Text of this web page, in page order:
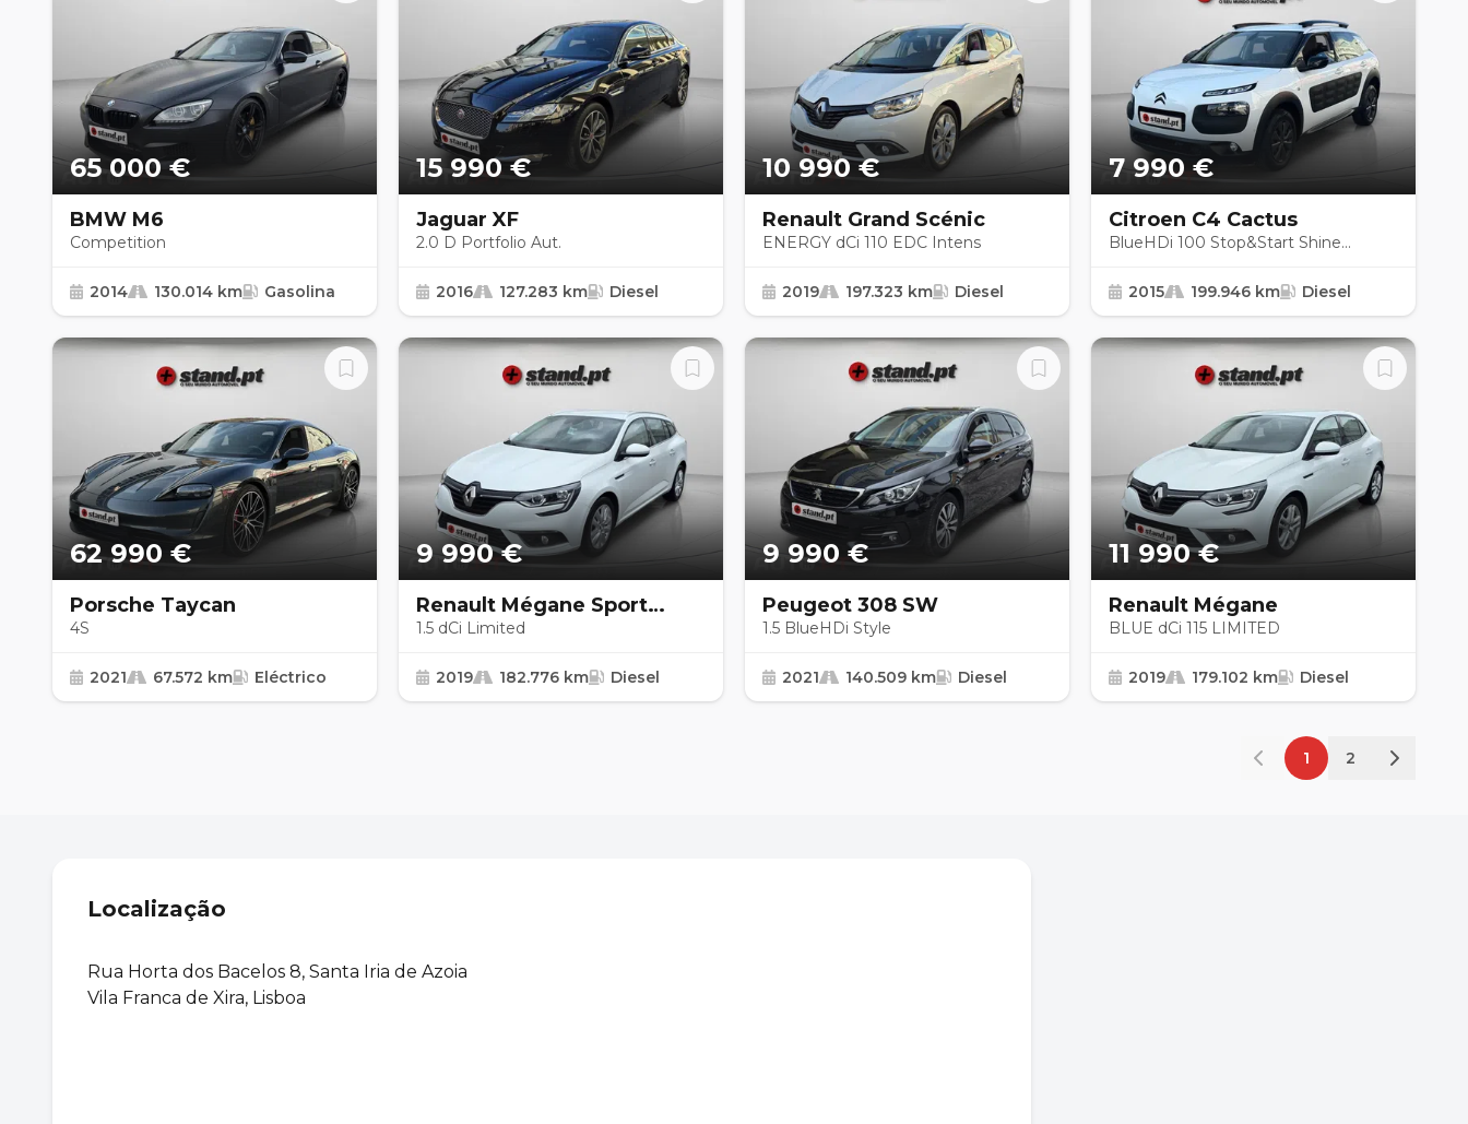
65 000 €
BMW M6
Competition
2014 130.014 km Gasolina
15 990 €
Jaguar XF
2.0 D Portfolio Aut.
2016 127.283 km Diesel
10 990 €
Renault Grand Scénic
ENERGY dCi 110 EDC Intens
2019 197.323 km Diesel
7 990 €
Citroen C4 Cactus
BlueHDi 100 Stop&Start Shine
2015
199.946 km Diesel
62 990 €
Porsche Taycan
4S
2021 67.572 km Eléctrico
9 990 €
Renault Mégane Sport
Tourer
1.5 dCi Limited
2019 182.776 km Diesel
9 990 €
Peugeot 308 SW
1.5 BlueHDi Style
2021 140.509 km Diesel
11 990 €
Renault Mégane
BLUE dCi 115 LIMITED
2019 179.102 km Diesel
1 2
Localização
Rua Horta dos Bacelos 8, Santa Iria de Azoia
Vila Franca de Xira, Lisboa